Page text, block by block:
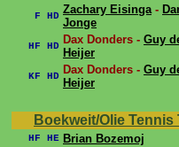
F HD Zachary Eisinga-
Jonge
HF HD Dax Donders - Guy
Heijer
KF HD Dax Donders - Guy
Heijer
Boekweit/Olie
HF HE Brian Bozemoj